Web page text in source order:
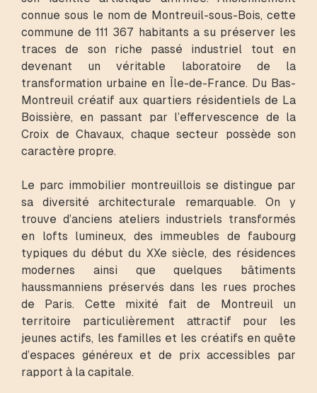
connue sous le nom de Montreuil-sous-Bois, cette
commune de 111 367 habitants a su préserver les
traces de son riche passé industriel tout en
devenant un véritable laboratoire de la
transformation urbaine en Île-de-France. Du Bas-
Montreuil créatif aux quartiers résidentiels de La
Boissière, en passant par l’effervescence de la
Croix de Chavaux, chaque secteur possède son
caractère propre.
Le parc immobilier montreuillois se distingue par
sa diversité architecturale remarquable. On y
trouve d’anciens ateliers industriels transformés
en lofts lumineux, des immeubles de faubourg
typiques du début du XXe siècle, des résidences
modernes ainsi que quelques bâtiments
haussmanniens préservés dans les rues proches
de Paris. Cette mixité fait de Montreuil un
territoire particulièrement attractif pour les
jeunes actifs, les familles et les créatifs en quête
d’espaces généreux et de prix accessibles par
rapport à la capitale.